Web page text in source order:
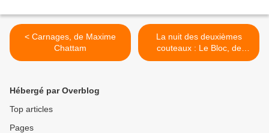
< Carnages, de Maxime
Chattam
La nuit des deuxièmes
couteaux : Le Bloc, de
Jérôme Leroy >
Hébergé par Overblog
Top articles
Pages